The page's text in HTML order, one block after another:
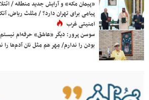
«پیمان مکه» و آرایش جدید منطقه /
پیامی برای تهران دارد؟ / مثلث ریاض،
امنیتی غرب
سوسن پرور: دیگر «عاشق» حرفه‌ام
بودن را ندارم/ مِهر هم مثل نان آدم‌ها